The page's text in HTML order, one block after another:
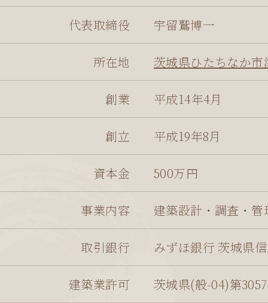
木造住宅耐震診断業務
現場監理日誌
会社概要
お問い合わせ
代表取締役 宇留鷲博一
所在地 茨城県ひたちなか市
創業 平成14年4月
創立 平成19年8月
資本金 500万円
事業内容 建築設計・調査・管
取引銀行 みずほ銀行 茨城県
建築業許可 茨城県(般-04)第